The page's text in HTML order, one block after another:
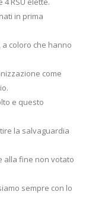
in prima
coloro che hanno
come
e questo
la salvaguardia
alla fine non votato
sempre con lo